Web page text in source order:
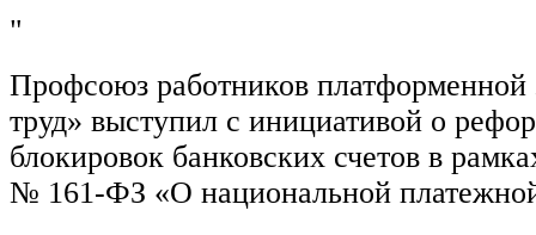
"
Профсоюз работников
труд» выступил с инициативой о
блокировок банковских счетов в
№ 161-ФЗ «О национальной